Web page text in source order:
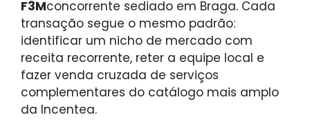
F3Mconcorrente sediado em Braga. Cada
transação segue o mesmo padrão:
identificar um nicho de mercado com
receita recorrente, reter a equipe local e
fazer venda cruzada de serviços
complementares do catálogo mais amplo
da Incentea.